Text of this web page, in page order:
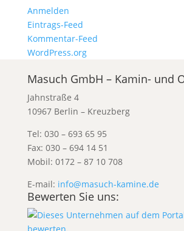
Anmelden
Eintrags-Feed
Kommentar-Feed
WordPress.org
Masuch GmbH – Kamin- und
Jahnstraße 4
10967 Berlin – Kreuzberg
Tel: 030 – 693 65 95
Fax: 030 – 694 14 51
Mobil: 0172 – 87 10 708
E-mail: info@masuch-kamine.de
Bewerten Sie uns: